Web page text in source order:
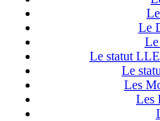
Le
Le
Le statut
Le
Les
Les